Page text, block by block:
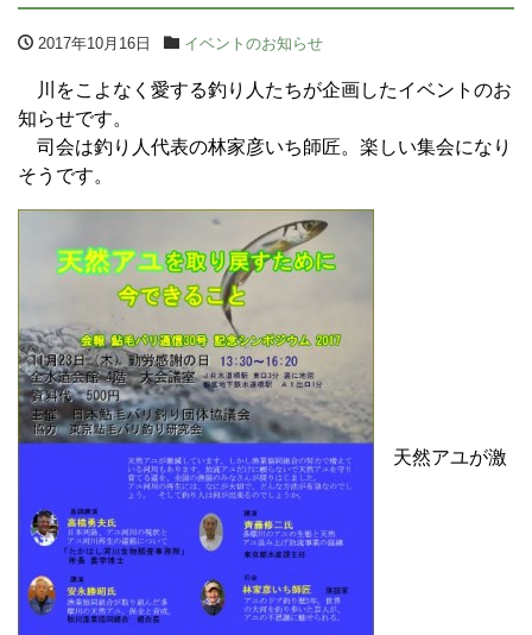
2017年10月16日 イベントのお知らせ
川をこよなく愛する釣り人たちが企画したイベントのお
知らせです。
司会は釣り人代表の林家彦いち師匠。楽しい集会になり
そうです。
天然アユが激